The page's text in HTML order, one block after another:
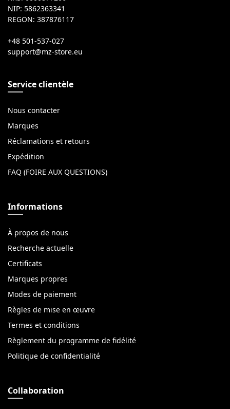
NIP: 5862363341
REGON: 387876117
+48 501-537-027
Service clientèle
Nous contacter
Marques
Réclamations et retours
Expédition
FAQ (FOIRE AUX QUESTIONS)
Informations
À propos de nous
Recherche actuelle
Certificats
Marques propres
Modes de paiement
Règles de mise en œuvre
Termes et conditions
Règlement du programme de fidélité
Politique de confidentialité
Collaboration